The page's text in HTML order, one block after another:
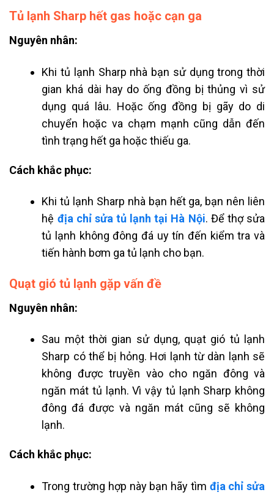
Tủ lạnh Sharp hết gas hoặc cạn ga
Nguyên nhân:
Khi tủ lạnh Sharp nhà bạn sử dụng trong thời
gian khá dài hay do ống đồng bị thủng vì sử
dụng quá lâu. Hoặc ống đồng bị gãy do di
chuyển hoặc va chạm mạnh cũng dẫn đến
tình trạng hết ga hoặc thiếu ga.
Cách khắc phục:
Khi tủ lạnh Sharp nhà bạn hết ga, bạn nên liên
hệ địa chỉ sửa tủ lạnh tại Hà Nội. Để thợ sửa
tủ lạnh không đông đá uy tínđến kiểm tra và
tiến hành bơm ga tủ lạnh cho bạn.
Quạt gió tủ lạnh gặp vấn đề
Nguyên nhân:
Sau một thời gian sử dụng, quạt gió tủ lạnh
Sharp có thể bị hỏng. Hơi lạnh từ dàn lạnh sẽ
không được truyền vào cho ngăn đông và
ngăn mát tủ lạnh. Vì vậy tủ lạnh Sharp không
đông đá được và ngăn mát cũng sẽ không
lạnh.
Cách khắc phục:
Trong trường hợp này bạn hãy tìm địa chỉ sửa